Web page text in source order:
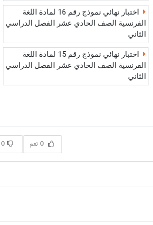
اختبار نهائي نموذج رقم 16 لمادة اللغة
الفرنسية الصف الحادي عشر الفصل الدراسي
الثاني
اختبار نهائي نموذج رقم 15 لمادة اللغة
الفرنسية الصف الحادي عشر الفصل الدراسي
الثاني
0 نعم 0 لا